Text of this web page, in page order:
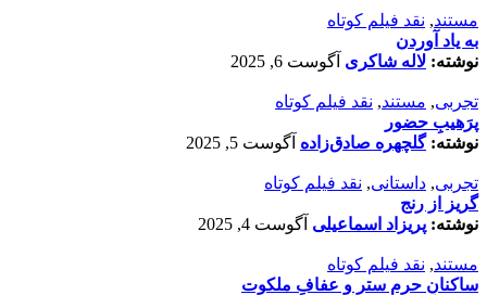
مستند, نقد فیلم کوتاه
به یاد آوردن
نوشته: لاله شاکری آگوست 6, 2025
تجربی, مستند, نقد فیلم کوتاه
پرَهیب‌ِ حضور
نوشته:گلچهره صادق‌زاده آگوست 5, 2025
تجربی, داستانی, نقد فیلم کوتاه
گریز از رنج
نوشته: پریزاد اسماعیلی آگوست 4, 2025
مستند, نقد فیلم کوتاه
ساکنانِ حرمِ ستر و عفافِ ملکوت